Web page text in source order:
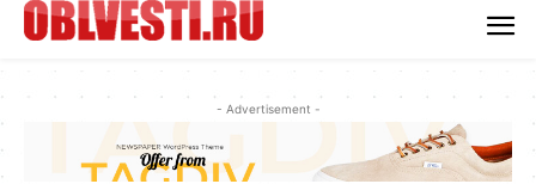
- Advertisement -